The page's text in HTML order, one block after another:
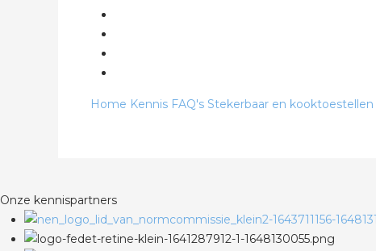
Home Kennis FAQ's Stekerbaar en kooktoestellen
Onze kennispartners